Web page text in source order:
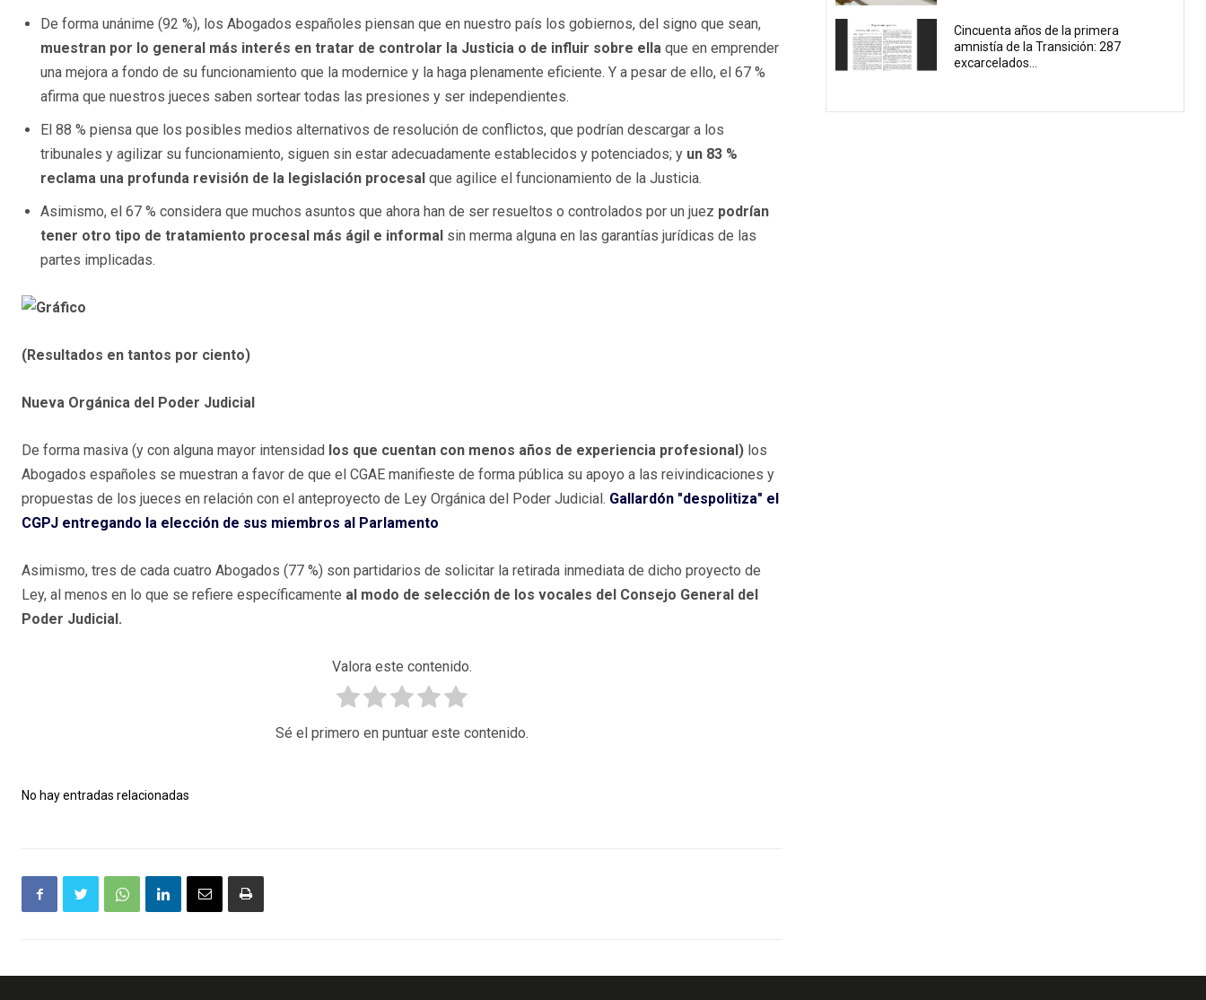
De forma unánime (92 %), los Abogados españoles piensan que en nuestro país los gobiernos, del signo que sean,
muestran por lo general más interés en tratar de controlar la Justicia o de influir sobre ella que en emprender
una mejora a fondo de su funcionamiento que la modernice y la haga plenamente eficiente. Y a pesar de ello, el 67 %
afirma que nuestros jueces saben sortear todas las presiones y ser independientes.
El 88 % piensa que los posibles medios alternativos de resolución de conflictos, que podrían descargar a los
tribunales y agilizar su funcionamiento, siguen sin estar adecuadamente establecidos y potenciados; y un 83 %
reclama una profunda revisión de la legislación procesal que agilice el funcionamiento de la Justicia.
Asimismo, el 67 % considera que muchos asuntos que ahora han de ser resueltos o controlados por un juez podrían
tener otro tipo de tratamiento procesal más ágil e informal sin merma alguna en las garantías jurídicas de las
partes implicadas.
(Resultados en tantos por ciento)
Nueva Orgánica del Poder Judicial
De forma masiva (y con alguna mayor intensidad los que cuentan con menos años de experiencia profesional) los
Abogados españoles se muestran a favor de que el CGAE manifieste de forma pública su apoyo a las reivindicaciones y
propuestas de los jueces en relación con el anteproyecto de Ley Orgánica del Poder Judicial. Gallardón "despolitiza" el
CGPJ entregando la elección de sus miembros al Parlamento
Asimismo, tres de cada cuatro Abogados (77 %) son partidarios de solicitar la retirada inmediata de dicho proyecto de
Ley, al menos en lo que se refiere específicamente al modo de selección de los vocales del Consejo General del
Poder Judicial.
Valora este contenido.
Sé el primero en puntuar este contenido.
No hay entradas relacionadas
Cincuenta años de la primera
amnistía de la Transición: 287
excarcelados...